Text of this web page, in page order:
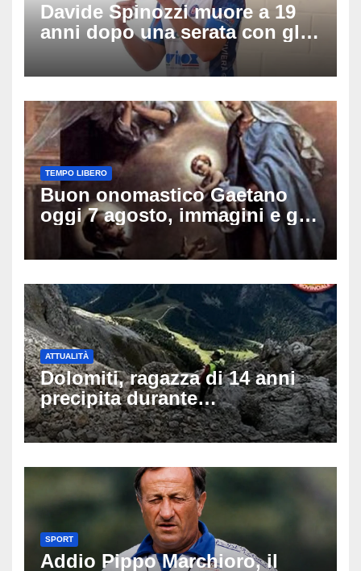
Davide Spinozzi muore a 19
anni dopo una serata con gli
amici: il mistero dello
schianto senza frenata
TEMPO LIBERO
Buon onomastico Gaetano
oggi 7 agosto, immagini e gif
di auguri da condividere sui
social
ATTUALITÀ
Dolomiti, ragazza di 14 anni
precipita durante
un’escursione: tragedia sul
Latemar davanti alla famiglia
SPORT
Addio Pippo Marchioro, il